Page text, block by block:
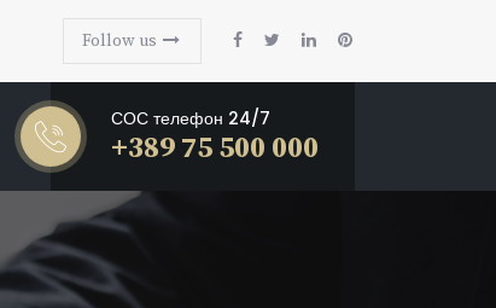
Follow us
СОС телефон 24/7
+389 75 500 000